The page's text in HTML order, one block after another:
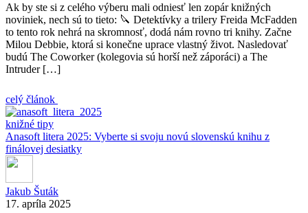
Ak by ste si z celého výberu mali odniesť len zopár knižných
noviniek, nech sú to tieto: 🔪 Detektívky a trilery Freida McFadden
to tento rok nehrá na skromnosť, dodá nám rovno tri knihy. Začne
Milou Debbie, ktorá si konečne uprace vlastný život. Nasledovať
budú The Coworker (kolegovia sú horší než záporáci) a The
Intruder […]
celý článok
knižné tipy
Anasoft litera 2025: Vyberte si svoju novú slovenskú knihu z
finálovej desiatky
Jakub Šuták
17. apríla 2025